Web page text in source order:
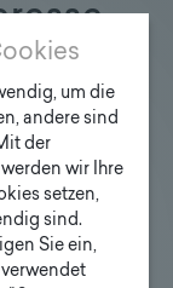
um die
andere sind
der
wir Ihre
setzen,
sind.
Sie ein,